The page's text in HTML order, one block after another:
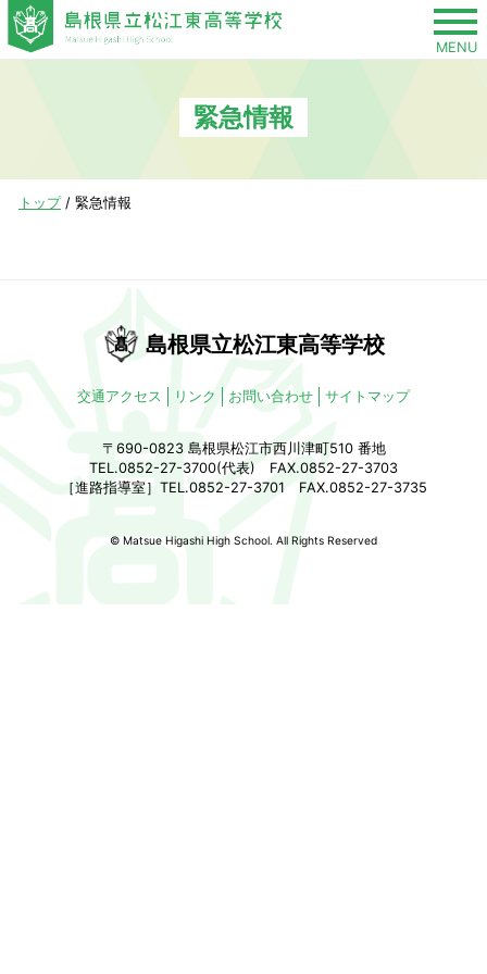
このページの本文へ
MENU
緊急情報
現
トップ/ 緊急情報
島根県立松江東高等学校
交通アクセス リンク お問い合わせ サイトマップ
〒690-0823 島根県松江市西川津町510 番地
TEL.0852-27-3700(代表) FAX.0852-27-3703
［進路指導室］TEL.0852-27-3701 FAX.0852-27-3735
© Matsue Higashi High School. All Rights Reserved